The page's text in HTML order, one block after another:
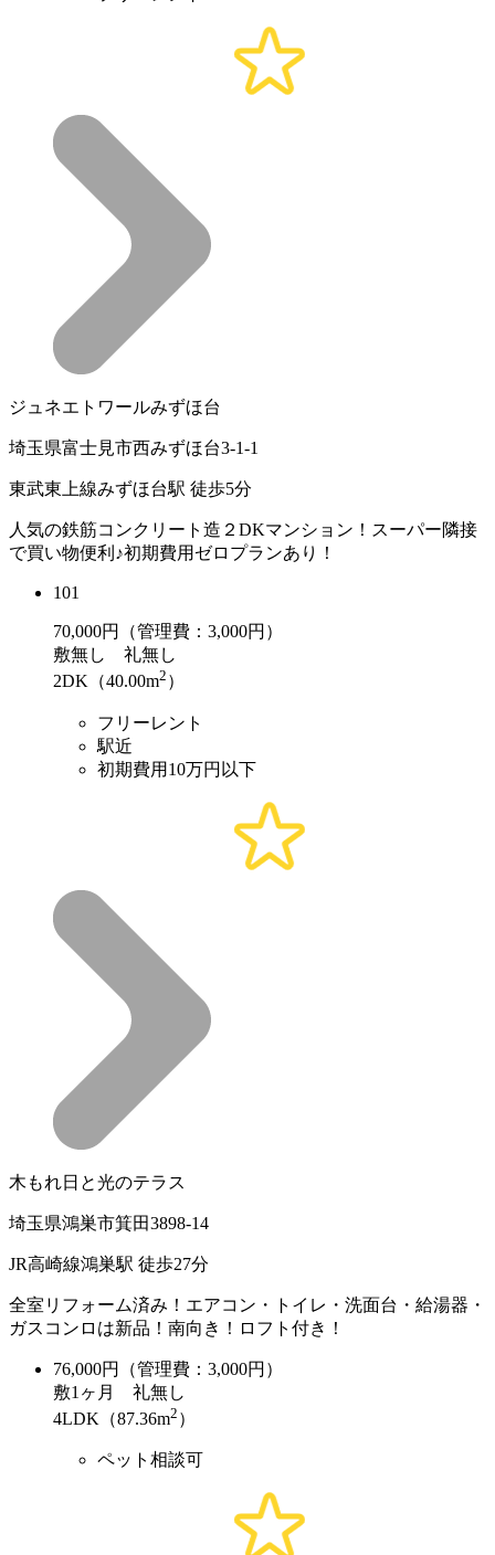
ジュネエトワールみずほ台
埼玉県富士見市西みずほ台3-1-1
東武東上線みずほ台駅 徒歩5分
人気の鉄筋コンクリート造２DKマンション！スーパー隣接
で買い物便利♪初期費用ゼロプランあり！
101
70,000円（管理費：3,000円）
敷無し 礼無し
2DK（40.00m2 ）
フリーレント
駅近
初期費用10万円以下
木もれ日と光のテラス
埼玉県鴻巣市箕田3898-14
JR高崎線鴻巣駅 徒歩27分
全室リフォーム済み！エアコン・トイレ・洗面台・給湯器・
ガスコンロは新品！南向き！ロフト付き！
76,000円（管理費：3,000円）
敷1ヶ月 礼無し
4LDK（87.36m2 ）
ペット相談可